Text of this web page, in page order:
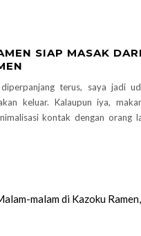
SIAP MASAK DARI
diperpanjang terus, saya jadi
keluar. Kalaupun iya,
kontak dengan orang